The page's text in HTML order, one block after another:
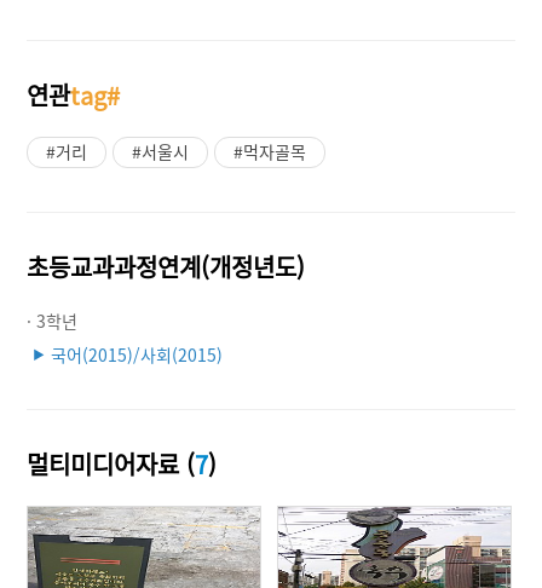
연관tag#
#거리 #서울시 #먹자골목
초등교과과정연계(개정년도)
· 3학년
▶ 국어(2015)/사회(2015)
멀티미디어자료 (7)